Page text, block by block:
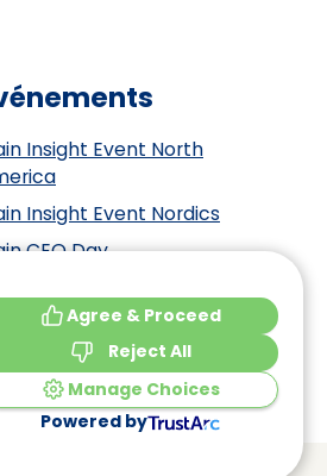
Agree & Proceed
Reject All
Manage Choices
Powered by
Insight Event North
Insight Event Nordics
CEO Day
Insight Event DACH